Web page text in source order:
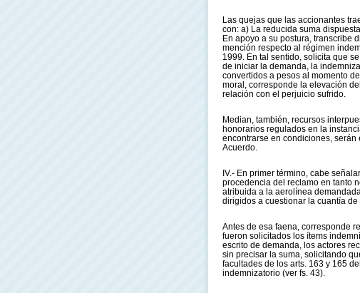
Las quejas que las accionantes
con: a) La reducida suma
En apoyo a su postura, transcribe
mención respecto al régimen
1999. En tal sentido, solicita que
de iniciar la demanda, la
convertidos a pesos al momento
moral, corresponde la elevación
relación con el perjuicio sufrido.
Median, también, recursos
honorarios regulados en la
encontrarse en condiciones, serán
Acuerdo.
IV.- En primer término, cabe
procedencia del reclamo en tanto
atribuida a la aerolínea
dirigidos a cuestionar la cuantía
Antes de esa faena, corresponde
fueron solicitados los ítems
escrito de demanda, los actores
sin precisar la suma, solicitando
facultades de los arts. 163 y 165
indemnizatorio (ver fs. 43).